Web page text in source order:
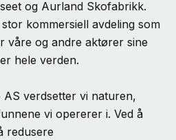
og Aurland Skofabrikk.
kommersiell avdeling som
våre og andre aktører sine
hele verden.
AS verdsetter vi naturen,
vi opererer i. Ved å
redusere